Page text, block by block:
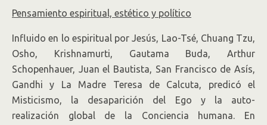
Pensamiento espiritual, estético y político
Influido en lo espiritual por Jesús, Lao-Tsé, Chuang Tzu,
Osho, Krishnamurti, Gautama Buda, Arthur
Schopenhauer, Juan el Bautista, San Francisco de Asís,
Gandhi y La Madre Teresa de Calcuta, predicó el
Misticismo, la desaparición del Ego y la auto-
realización global de la Conciencia humana. En